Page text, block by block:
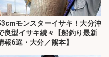
モンスターイサキ！大分沖
良型イサキ続々【船釣り最新
報6選・大分／熊本】